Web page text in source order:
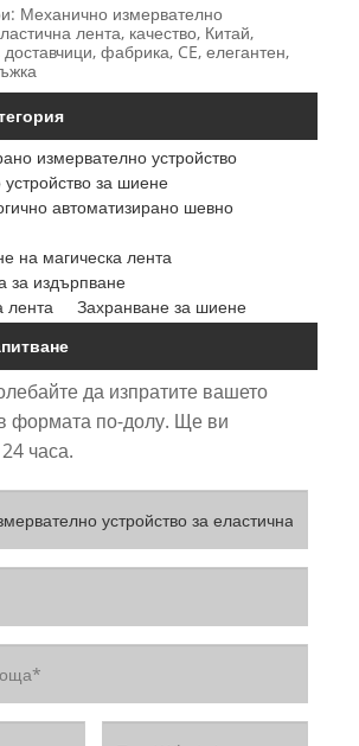
Механично измервателно
лента, качество, Китай,
фабрика, CE, елегантен,
измервателно устройство
за шиене
автоматизирано шевно
на магическа лента
издърпване
лента
Захранване за шиене
да изпратите вашето
формата по-долу. Ще ви
часа.